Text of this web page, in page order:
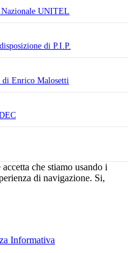
Nazionale UNITEL
di P.I.P.
Enrico Malosetti
che stiamo usando i
di navigazione. Si,
Informativa